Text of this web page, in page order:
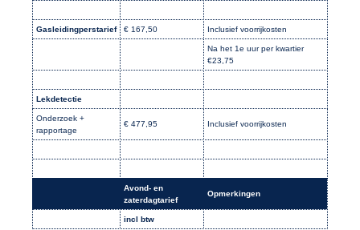
Gasleidingperstarief € 167,50 Inclusief voorrijkosten
Na het 1e uur per kwartier
€23,75
Lekdetectie
Onderzoek +
rapportage
€ 477,95 Inclusief voorrijkosten
Avond- en
zaterdagtarief
Opmerkingen
incl btw